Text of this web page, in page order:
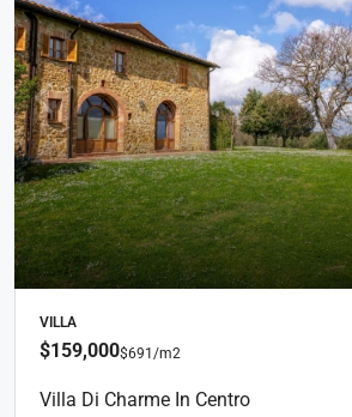
VILLA
$159,000$691 /m2
Villa Di Charme In Centro